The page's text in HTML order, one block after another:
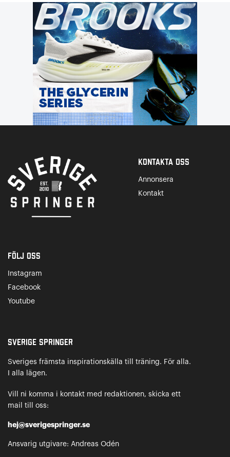
Kontakta Oss
Annonsera
Kontakt
Följ oss
Instagram
Facebook
Youtube
Sverige Springer
Sveriges främsta inspirationskälla till träning. För alla.
I alla lägen.
Vill ni komma i kontakt med redaktionen, skicka ett
mail till oss:
hej@sverigespringer.se
Ansvarig utgivare: Andreas Odén